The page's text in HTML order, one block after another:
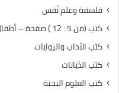
فلسفة وعلم نّفس
كتب (من 5 : 12 ) صفحة – أطفال الروضة
كتب الآداب والروايات
كتب الدّيانات
كتب العلوم البحتة